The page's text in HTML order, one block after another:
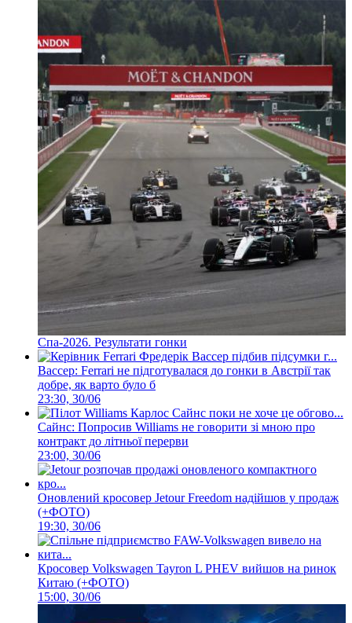
Спа-2026. Результати гонки
Вассер: Ferrari не підготувалася до гонки в Австрії так
добре, як варто було б
23:30, 30/06
Сайнс: Попросив Williams не говорити зі мною про
контракт до літньої перерви
23:00, 30/06
Оновлений кросовер Jetour Freedom надійшов у продаж
(+ФОТО)
19:30, 30/06
Кросовер Volkswagen Tayron L PHEV вийшов на ринок
Китаю (+ФОТО)
15:00, 30/06